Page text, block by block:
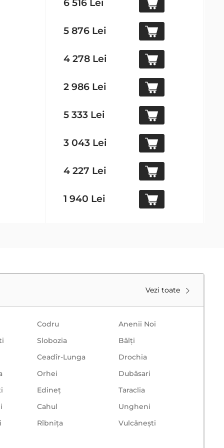
6 516 Lei
5 876 Lei
4 278 Lei
2 986 Lei
5 333 Lei
3 043 Lei
4 227 Lei
1 940 Lei
Vezi toate
Codru
Anenii Noi
Slobozia
Bălţi
Ceadîr-Lunga
Drochia
Orhei
Dubăsari
Edineț
Taraclia
Cahul
Ungheni
Rîbnița Vulcăneşti